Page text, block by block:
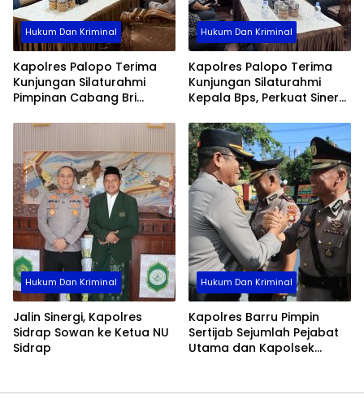
Hukum Dan Kriminal
Kapolres Palopo Terima
Kunjungan Silaturahmi
Pimpinan Cabang Bri
Hukum Dan Kriminal
Kapolres Palopo Terima
Kunjungan Silaturahmi
Kepala Bps, Perkuat Sinergi
Hukum Dan Kriminal
Jalin Sinergi, Kapolres
Sidrap Sowan ke Ketua NU
Sidrap
Hukum Dan Kriminal
Kapolres Barru Pimpin
Sertijab Sejumlah Pejabat
Utama dan Kapolsek